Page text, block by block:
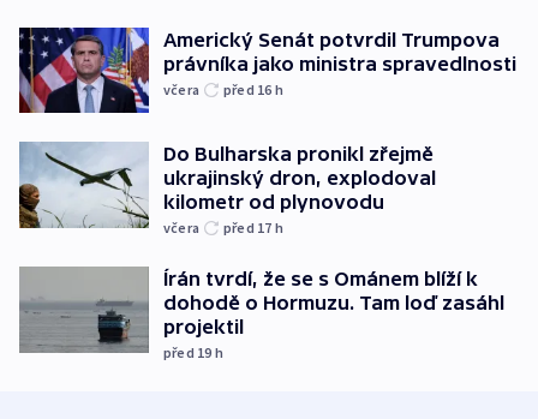
Americký Senát potvrdil Trumpova
právníka jako ministra spravedlnosti
včera před 16 h
Do Bulharska pronikl zřejmě
ukrajinský dron, explodoval
kilometr od plynovodu
včera před 17 h
Írán tvrdí, že se s Ománem blíží k
dohodě o Hormuzu. Tam loď zasáhl
projektil
před 19 h